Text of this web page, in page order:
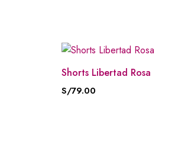
Shorts Libertad Rosa
S/79.00